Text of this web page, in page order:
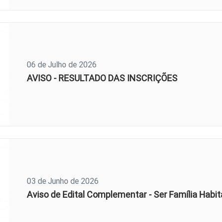
06 de Julho de 2026
AVISO - RESULTADO DAS INSCRIÇÕES
03 de Junho de 2026
Aviso de Edital Complementar - Ser Família